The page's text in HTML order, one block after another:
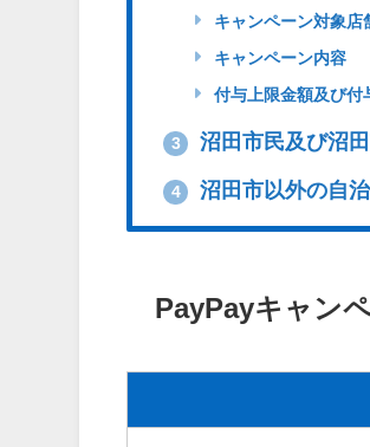
キャンペーン対象店
キャンペーン内容
付与上限金額及び付
3 沼田市民及び沼
4 沼田市以外の自
PayPayキャン